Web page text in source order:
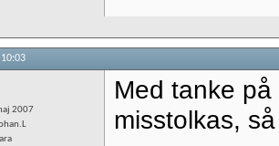
10:03
2007
Med tanke
misstolkas,